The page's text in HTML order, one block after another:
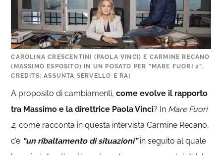
CAROLINA CRESCENTINI (PAOLA VINCI) E CARMINE RECANO
(MASSIMO ESPOSITO) IN UN POSATO PER “MARE FUORI 2”.
CREDITS: ASSUNTA SERVELLO E RAI
A proposito di cambiamenti,come evolve il rapporto
tra Massimo e la direttrice Paola Vinci? In Mare Fuori
2, come racconta in questa intervista Carmine Recano,
c’è “un ribaltamento di situazioni” in seguito al quale